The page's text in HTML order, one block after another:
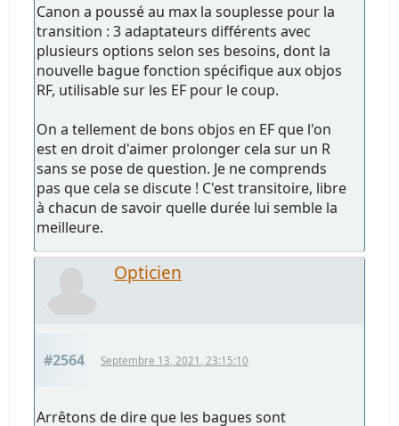
Canon a poussé au max la souplesse pour la
transition : 3 adaptateurs différents avec
plusieurs options selon ses besoins, dont la
nouvelle bague fonction spécifique aux objos
RF, utilisable sur les EF pour le coup.
On a tellement de bons objos en EF que l'on
est en droit d'aimer prolonger cela sur un R
sans se pose de question. Je ne comprends
pas que cela se discute ! C'est transitoire, libre
à chacun de savoir quelle durée lui semble la
meilleure.
Opticien
#2564 Septembre 13, 2021, 23:15:10
Arrêtons de dire que les bagues sont